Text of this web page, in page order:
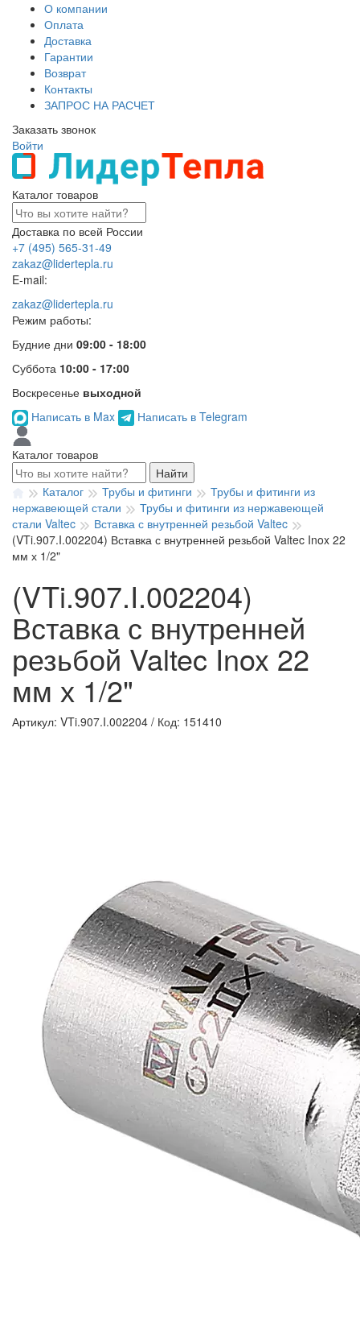
О компании
Оплата
Доставка
Гарантии
Возврат
Контакты
ЗАПРОС НА РАСЧЕТ
Заказать звонок
Войти
Каталог товаров
Доставка по всей России
+7 (495) 565-31-49
zakaz@lidertepla.ru
E-mail:
zakaz@lidertepla.ru
Режим работы:
Будние дни 09:00 - 18:00
Суббота 10:00 - 17:00
Воскресенье выходной
Написать в Max
Написать в Telegram
Каталог товаров
Найти
Каталог
Трубы и фитинги
Трубы и фитинги из
нержавеющей стали
Трубы и фитинги из нержавеющей
стали Valtec
Вставка с внутренней резьбой Valtec
(VTi.907.I.002204) Вставка с внутренней резьбой Valtec Inox 22
мм х 1/2"
(VTi.907.I.002204)
Вставка с внутренней
резьбой Valtec Inox 22
мм х 1/2"
Артикул: VTi.907.I.002204 / Код: 151410